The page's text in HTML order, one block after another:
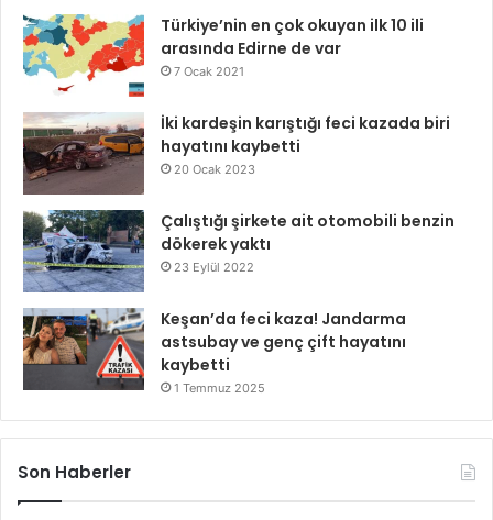
Türkiye’nin en çok okuyan ilk 10 ili
arasında Edirne de var
7 Ocak 2021
İki kardeşin karıştığı feci kazada biri
hayatını kaybetti
20 Ocak 2023
Çalıştığı şirkete ait otomobili benzin
dökerek yaktı
23 Eylül 2022
Keşan’da feci kaza! Jandarma
astsubay ve genç çift hayatını
kaybetti
1 Temmuz 2025
Son Haberler